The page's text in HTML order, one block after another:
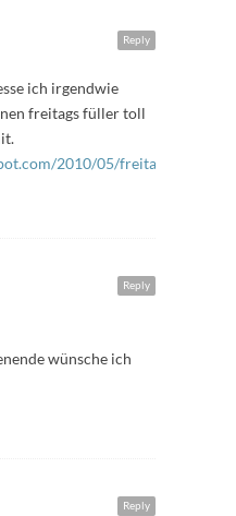
Reply
ich irgendwie
freitags füller toll
2010/05/freitags-
Reply
wünsche ich
Reply